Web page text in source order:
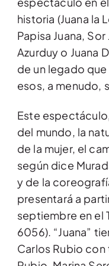
historia (Juana la
Papisa Juana, Sor
Azurduy o Juana
de un legado
esos, a menudo,
Este
del mundo, la
de la mujer, el
según dice
y de la
presentará a
septiembre en el
6056). “Juana”
Carlos Rubio con